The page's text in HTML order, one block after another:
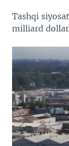
Tashqi
milliard